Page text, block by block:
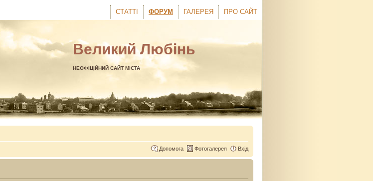
ПРО САЙТ
ГАЛЕРЕЯ
ФОРУМ
СТАТТІ
Великий Любінь
НЕОФІЦІЙНИЙ САЙТ МІСТА
Допомога Фотогалерея Вхід